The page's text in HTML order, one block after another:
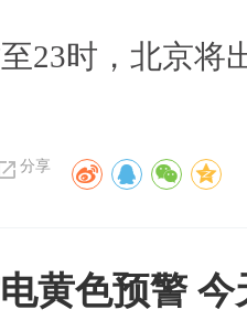
23时，北京将
分享
黄色预警